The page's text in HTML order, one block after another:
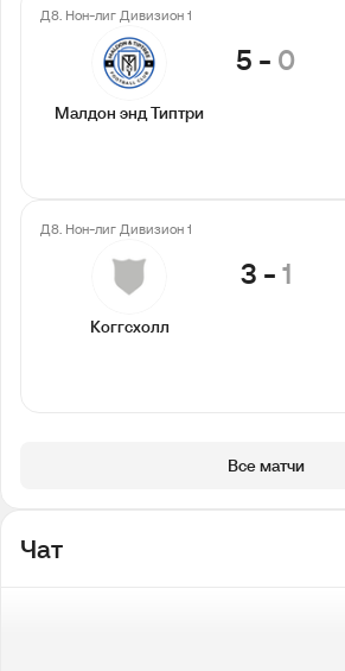
Д8. Нон-лиг Дивизион 1
Малдон энд Типтри
5 - 0
Д8. Нон-лиг Дивизион 1
Коггсхолл
3 -1
Все матчи
Чат